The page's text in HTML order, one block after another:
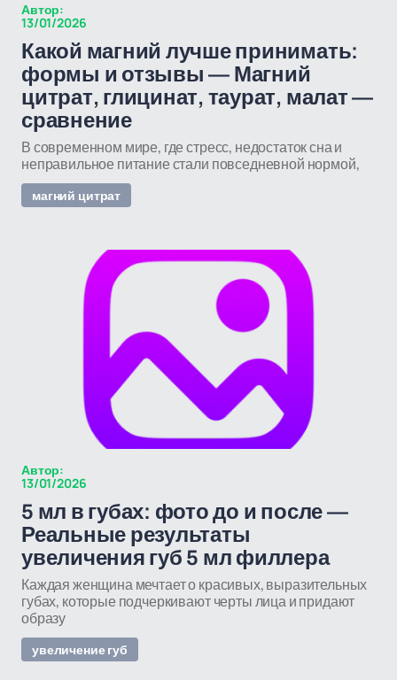
Автор:
13/01/2026
Какой магний лучше принимать:
формы и отзывы — Магний
цитрат, глицинат, таурат, малат —
сравнение
В современном мире, где стресс, недостаток сна и
неправильное питание стали повседневной нормой,
магний цитрат
Автор:
13/01/2026
5 мл в губах: фото до и после —
Реальные результаты
увеличения губ 5 мл филлера
Каждая женщина мечтает о красивых, выразительных
губах, которые подчеркивают черты лица и придают
образу
увеличение губ